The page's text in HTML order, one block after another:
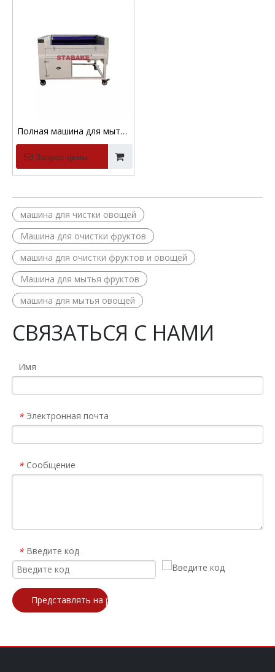
Полная машина для мытья
и очистки корнеплодов из
нержавеющей стали SS304
Запрос цены
машина для чистки овощей
Машина для очистки фруктов
машина для очистки фруктов и овощей
Машина для мытья фруктов
машина для мытья овощей
СВЯЗАТЬСЯ С НАМИ
Имя
* Электронная почта
* Сообщение
* Введите код
Представлять на рассмотрение